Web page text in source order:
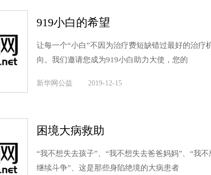
919小白的希望
让每一个“小白”不因为治疗费短缺错过最好的治疗
向。我们邀请您成为919小白助力大使，您的
新华网公益 2019-12-15
困境大病救助
“我不想失去孩子”、“我不想失去爸爸妈妈”、“我
继续斗争”、这是那些身陷绝境的大病患者